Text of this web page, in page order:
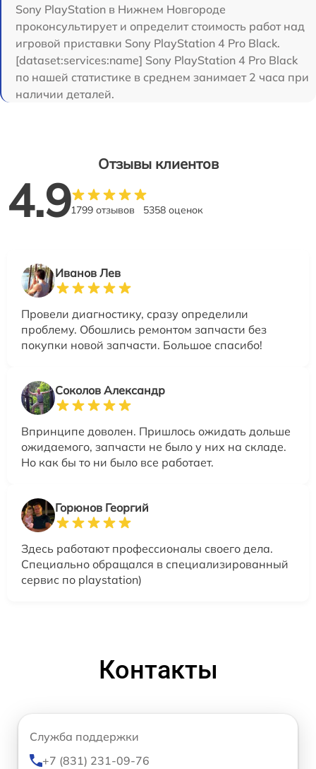
Sony PlayStation в Нижнем Новгороде
проконсультирует и определит стоимость работ над
игровой приставки Sony PlayStation 4 Pro Black.
[dataset:services:name] Sony PlayStation 4 Pro Black
по нашей статистике в среднем занимает 2 часа при
наличии деталей.
Отзывы клиентов
4.91799 отзывов 5358 оценок
Иванов Лев
Провели диагностику, сразу определили
проблему. Обошлись ремонтом запчасти без
покупки новой запчасти. Большое спасибо!
Соколов Александр
Впринципе доволен. Пришлось ожидать дольше
ожидаемого, запчасти не было у них на складе.
Но как бы то ни было все работает.
Горюнов Георгий
Здесь работают профессионалы своего дела.
Специально обращался в специализированный
сервис по playstation)
Контакты
Служба поддержки
+7 (831) 231-09-76